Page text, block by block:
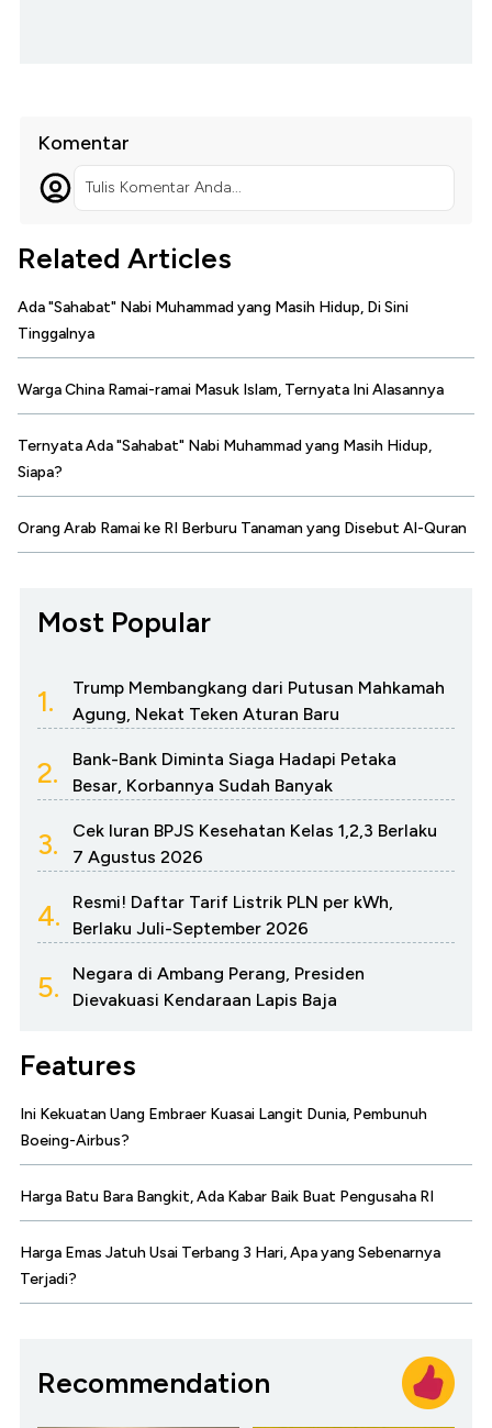
Komentar
Tulis Komentar Anda...
Related Articles
Ada "Sahabat" Nabi Muhammad yang Masih Hidup, Di Sini
Tinggalnya
Warga China Ramai-ramai Masuk Islam, Ternyata Ini Alasannya
Ternyata Ada "Sahabat" Nabi Muhammad yang Masih Hidup,
Siapa?
Orang Arab Ramai ke RI Berburu Tanaman yang Disebut Al-Quran
Most Popular
1.
Trump Membangkang dari Putusan Mahkamah
Agung, Nekat Teken Aturan Baru
2.
Bank-Bank Diminta Siaga Hadapi Petaka
Besar, Korbannya Sudah Banyak
3.
Cek Iuran BPJS Kesehatan Kelas 1,2,3 Berlaku
7 Agustus 2026
4.
Resmi! Daftar Tarif Listrik PLN per kWh,
Berlaku Juli-September 2026
5.
Negara di Ambang Perang, Presiden
Dievakuasi Kendaraan Lapis Baja
Features
Ini Kekuatan Uang Embraer Kuasai Langit Dunia, Pembunuh
Boeing-Airbus?
Harga Batu Bara Bangkit, Ada Kabar Baik Buat Pengusaha RI
Harga Emas Jatuh Usai Terbang 3 Hari, Apa yang Sebenarnya
Terjadi?
Recommendation